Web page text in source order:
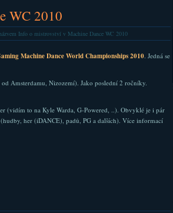
WC 2010
Info o mistrovství v Machine Dance WC 2010
Machine Dance World Championships 2010. Jedná se
Amsterdamu, Nizozemí). Jako poslední 2 ročníky.
(vidím to na Kyle Warda, G-Powered, ..). Obvyklé je i pár
her (iDANCE), padů, PG a dalších). Více informací